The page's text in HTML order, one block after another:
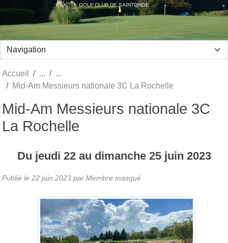
GOLF CLUB DE SAINTONGE
Accueil
Mid-Am Messieurs nationale 3C La Rochelle
Mid-Am Messieurs nationale 3C
La Rochelle
Du jeudi 22au dimanche 25 juin 2023
Publié le 22 juin 2023 par Membre masqué
Panneau de gestion des cookies